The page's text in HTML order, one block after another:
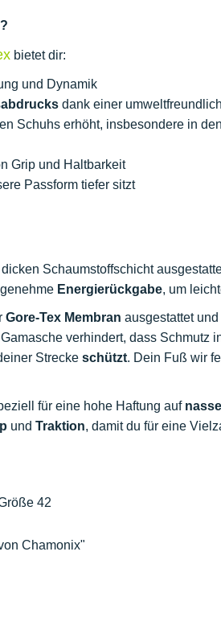
bietet dir:
und Dynamik
dank einer
Schuhs erhöht, insbesondere in
Grip und Haltbarkeit
Passform tiefer sitzt
Schaumstoffschicht
Energierückgabe, um
Gore-Tex Membran ausgestattet
verhindert, dass Schmutz
Strecke schützt. Dein Fuß wir
für eine hohe Haftung auf
und Traktion, damit du für eine
42
Chamonix"